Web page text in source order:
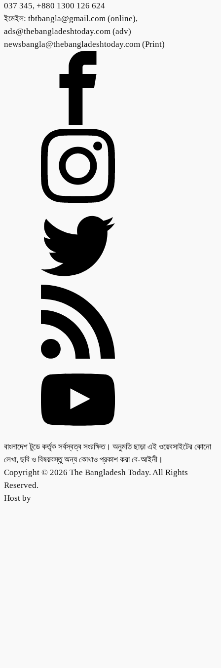
037 345, +880 1300 126 624
ইমেইল: tbtbangla@gmail.com (online),
ads@thebangladeshtoday.com (adv)
newsbangla@thebangladeshtoday.com (Print)
বাংলাদেশ টুডে কর্তৃক সর্বস্বত্ব সংরক্ষিত। অনুমতি ছাড়া এই ওয়েবসাইটের কোনো
লেখা, ছবি ও বিষয়বস্তু অন্য কোথাও প্রকাশ করা বে-আইনী।
Copyright © 2026 The Bangladesh Today. All Rights
Reserved.
Host by